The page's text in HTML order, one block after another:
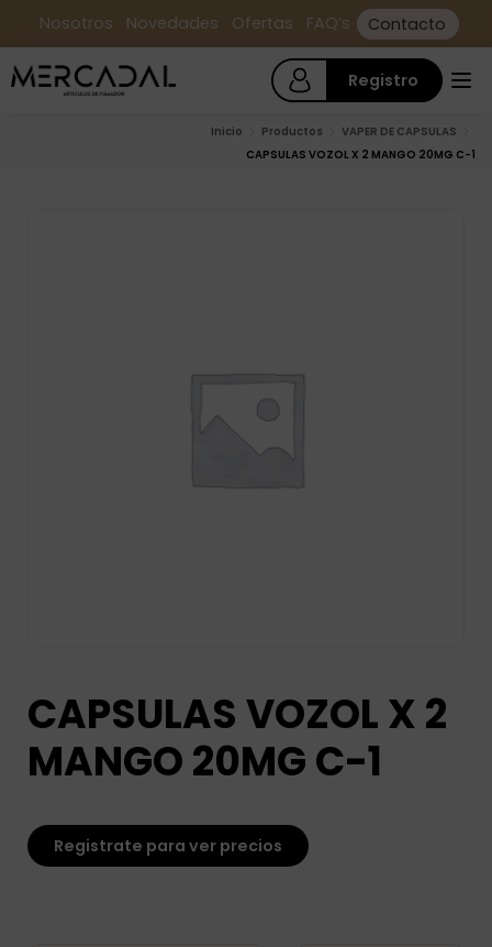
Nosotros Novedades Ofertas FAQ’s Contacto
Registro
Inicio Productos
VAPER DE CAPSULAS
CAPSULAS VOZOL X 2 MANGO 20MG C-1
CAPSULAS VOZOL X 2
MANGO 20MG C-1
Registrate para ver precios